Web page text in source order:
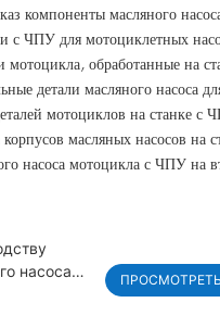
компоненты масляного
с ЧПУ для мотоциклетных
обработанные на
детали масляного насоса
мотоциклов на станке с
корпусов масляных насосов на
насоса мотоцикла с ЧПУ на
насоса